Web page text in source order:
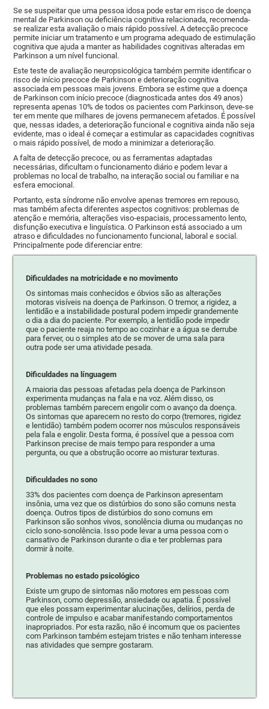
Se se suspeitar que uma pessoa idosa pode estar em risco de doença
mental de Parkinson ou deficiência cognitiva relacionada, recomenda-
se realizar esta avaliação o mais rápido possível. A detecção precoce
permite iniciar um tratamento e um programa adequado de estimulação
cognitiva que ajuda a manter as habilidades cognitivas alteradas em
Parkinson a um nível funcional.
Este teste de avaliação neuropsicológica também permite identificar o
risco de início precoce de Parkinson e deterioração cognitiva
associada em pessoas mais jovens. Embora se estime que a doença
de Parkinson com início precoce (diagnosticada antes dos 49 anos)
representa apenas 10% de todos os pacientes com Parkinson, deve-se
ter em mente que milhares de jovens permanecem afetados. É possível
que, nessas idades, a deterioração funcional e cognitiva ainda não seja
evidente, mas o ideal é começar a estimular as capacidades cognitivas
o mais rápido possível, de modo a minimizar a deterioração.
A falta de detecção precoce, ou as ferramentas adaptadas
necessárias, dificultam o funcionamento diário e podem levar a
problemas no local de trabalho, na interação social ou familiar e na
esfera emocional.
Portanto, esta síndrome não envolve apenas tremores em repouso,
mas também afecta diferentes aspectos cognitivos: problemas de
atenção e memória, alterações viso-espaciais, processamento lento,
disfunção executiva e linguística. O Parkinson está associado a um
atraso e dificuldades no funcionamento funcional, laboral e social.
Principalmente pode diferenciar entre:
Dificuldades na motricidade e no movimento
Os sintomas mais conhecidos e óbvios são as alterações
motoras visíveis na doença de Parkinson. O tremor, a rigidez, a
lentidão e a instabilidade postural podem impedir grandemente
o dia a dia do paciente. Por exemplo, a lentidão pode impedir
que o paciente reaja no tempo ao cozinhar e a água se derrube
para ferver, ou o simples ato de se mover de uma sala para
outra pode ser uma atividade pesada.
Dificuldades na línguagem
A maioria das pessoas afetadas pela doença de Parkinson
experimenta mudanças na fala e na voz. Além disso, os
problemas também parecem engolir com o avanço da doença.
Os sintomas que aparecem no resto do corpo (tremores, rigidez
e lentidão) também podem ocorrer nos músculos responsáveis ​​
pela fala e engolir. Desta forma, é possível que a pessoa com
Parkinson precise de mais tempo para responder a uma
pergunta, ou que a obstrução ocorre ao misturar texturas.
Dificuldades no sono
33% dos pacientes com doença de Parkinson apresentam
insônia, uma vez que os distúrbios do sono são comuns nesta
doença. Outros tipos de distúrbios do sono comuns em
Parkinson são sonhos vivos, sonolência diurna ou mudanças no
ciclo sono-sonolência. Isso pode levar a uma pessoa com o
cansativo de Parkinson durante o dia e ter problemas para
dormir à noite.
Problemas no estado psicológico
Existe um grupo de sintomas não motores em pessoas com
Parkinson, como depressão, ansiedade ou apatia. É possível
que eles possam experimentar alucinações, delírios, perda de
controle de impulso e acabar manifestando comportamentos
inapropriados. Por esta razão, não é incomum que os pacientes
com Parkinson também estejam tristes e não tenham interesse
nas atividades que sempre gostaram.